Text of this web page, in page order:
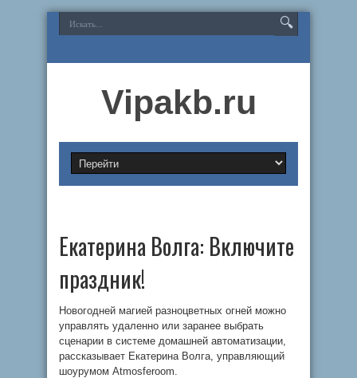
Vipakb.ru
Екатерина Волга: Включите
праздник!
Новогодней магией разноцветных огней можно
управлять удаленно или заранее выбрать
сценарии в системе домашней автоматизации,
рассказывает Екатерина Волга, управляющий
шоурумом Atmosferoom.